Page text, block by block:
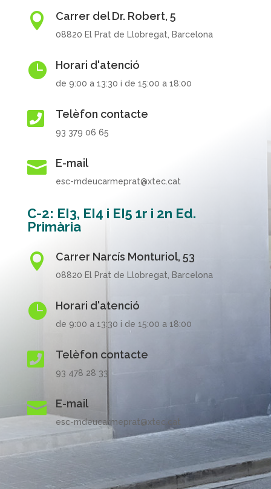
 Carrer del Dr. Robert, 5
08820 El Prat de Llobregat, Barcelona
 Horari d'atenció
de 9:00 a 13:30 i de 15:00 a 18:00
 Telèfon contacte
93 379 06 65
 E-mail
esc-mdeucarmeprat@xtec.cat
C-2: EI3, EI4 i EI5 1r i 2n Ed.
Primària
 Carrer Narcís Monturiol, 53
08820 El Prat de Llobregat, Barcelona
 Horari d'atenció
de 9:00 a 13:30 i de 15:00 a 18:00
 Telèfon contacte
93 478 28 33
 E-mail
esc-mdeucarmeprat@xtec.cat